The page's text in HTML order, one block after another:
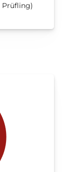
Prüfling)